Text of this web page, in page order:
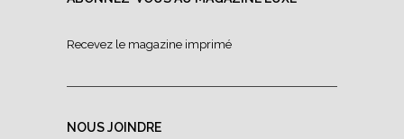
Recevez le magazine imprimé
NOUS JOINDRE